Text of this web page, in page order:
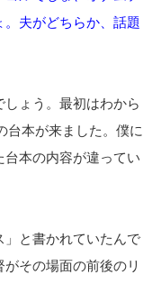
夫がどちらか、話題
ょう。最初はわから
台本が来ました。僕に
本の内容が違ってい
と書かれていたんで
その場面の前後のリ